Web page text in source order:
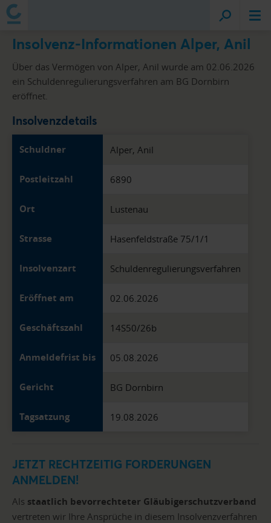
Insolvenz-Informationen Alper, Anil
Über das Vermögen von Alper, Anil wurde am 02.06.2026
ein Schuldenregulierungsverfahren am BG Dornbirn
eröffnet.
Insolvenzdetails
Schuldner Alper, Anil
Postleitzahl 6890
Ort Lustenau
Strasse Hasenfeldstraße 75/1/1
Insolvenzart Schuldenregulierungsverfahren
Eröffnet am 02.06.2026
Geschäftszahl 14S50/26b
Anmeldefrist bis 05.08.2026
Gericht BG Dornbirn
Tagsatzung 19.08.2026
JETZT RECHTZEITIG FORDERUNGEN
ANMELDEN!
Als staatlich bevorrechteter Gläubigerschutzverband
vertreten wir Ihre Ansprüche in diesem Insolvenzverfahren